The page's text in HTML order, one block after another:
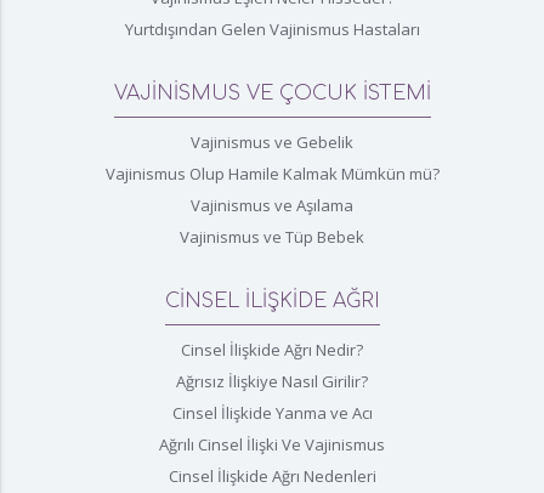
Yurtdışından Gelen Vajinismus Hastaları
VAJİNİSMUS VE ÇOCUK İSTEMİ
Vajinismus ve Gebelik
Vajinismus Olup Hamile Kalmak Mümkün mü?
Vajinismus ve Aşılama
Vajinismus ve Tüp Bebek
CİNSEL İLİŞKİDE AĞRI
Cinsel İlişkide Ağrı Nedir?
Ağrısız İlişkiye Nasıl Girilir?
Cinsel İlişkide Yanma ve Acı
Ağrılı Cinsel İlişki Ve Vajinismus
Cinsel İlişkide Ağrı Nedenleri